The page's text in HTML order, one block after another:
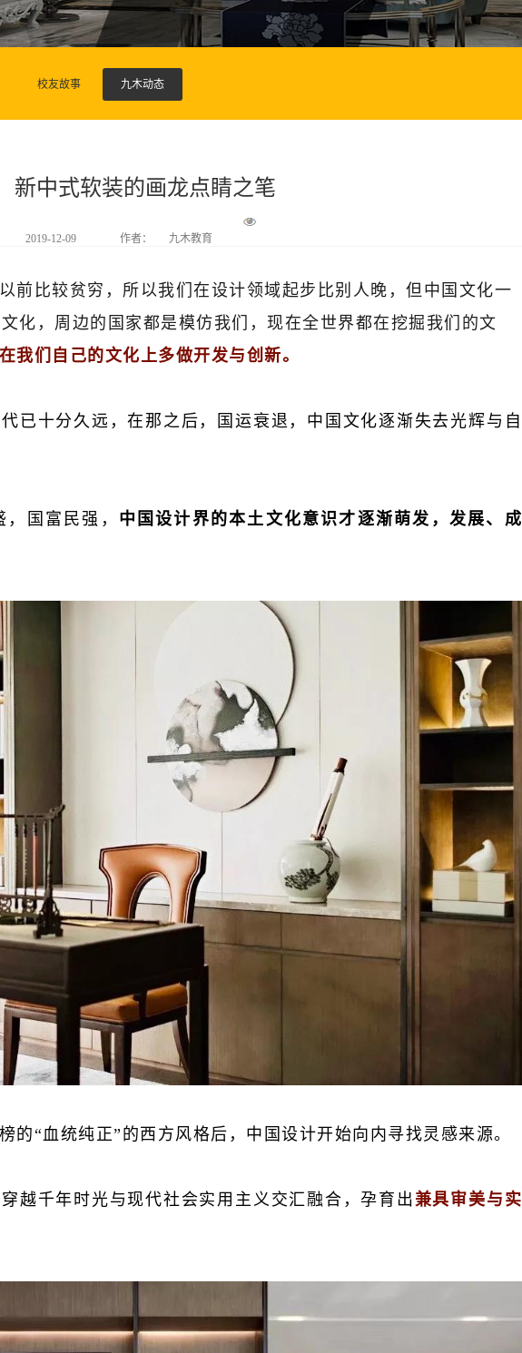
校友故事 九木动态
新中式软装的画龙点睛之笔
2019-12-09 作者： 九木教育
前比较贫穷，所以我们在设计领域起步比别人晚，但中国文化一
化，周边的国家都是模仿我们，现在全世界都在挖掘我们的文
我们自己的文化上多做开发与创新。
已十分久远，在那之后，国运衰退，中国文化逐渐失去光辉与自
国富民强， 中国设计界的本土文化意识才逐渐萌发，发展、成
的“血统纯正”的西方风格后，中国设计开始向内寻找灵感来源。
越千年时光与现代社会实用主义交汇融合，孕育出兼具审美与实